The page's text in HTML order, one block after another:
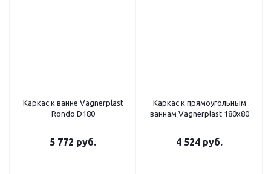
Каркас к ванне Vagnerplast
Rondo D180
5 772 руб.
Каркас к прямоугольным
ваннам Vagnerplast 180x80
4 524 руб.